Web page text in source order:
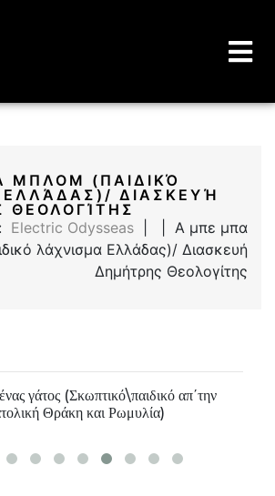
And Website
(ΠΑΙΔΙΚΌ
ΔΙΑΣΚΕΥΉ
Electric Odysseas | | Α μπε μπα
λάχνισμα Ελλάδας)/ Διασκευή
Δημήτρης Θεολογίτης
γάτος (Σκωπτικό\παιδικό απ΄την
Θράκη και Ρωμυλία)